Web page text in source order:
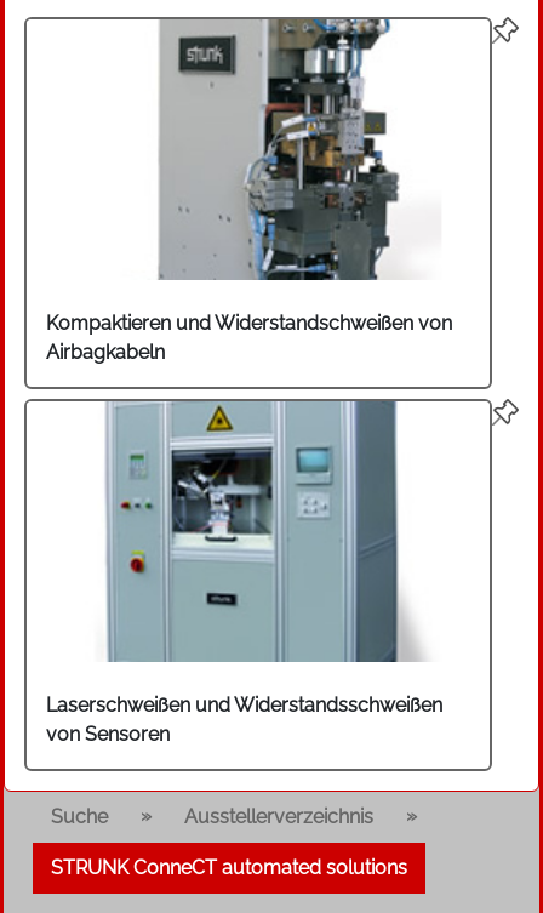
Kompaktieren und Widerstandschweißen von
Airbagkabeln
Laserschweißen und Widerstandsschweißen
von Sensoren
Suche » Ausstellerverzeichnis »
STRUNK ConneCT automated solutions